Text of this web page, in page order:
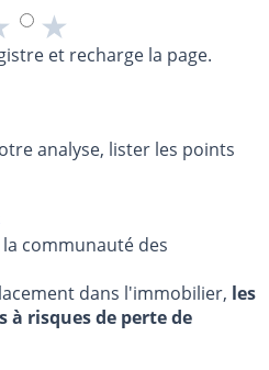
★
et recharge la page.
analyse, lister les points
communauté des
dans l'immobilier, les
à risques de perte de